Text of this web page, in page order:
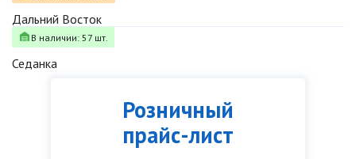
Розничный
прайс-лист
Дальний Восток
В наличии: 57 шт.
Седанка